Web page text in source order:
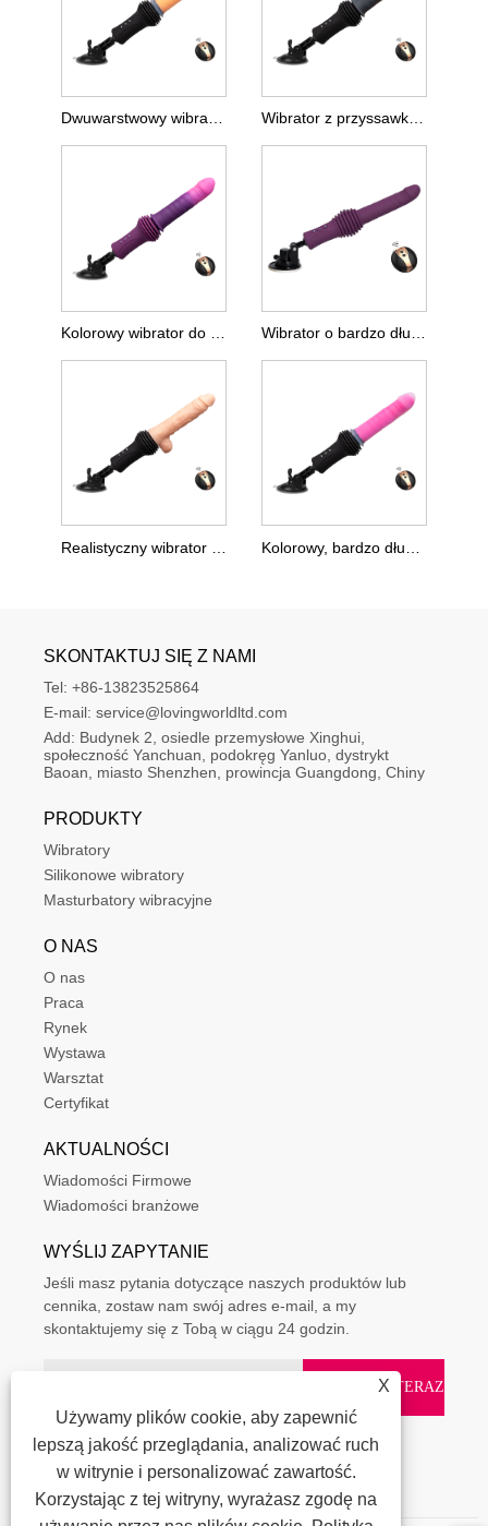
Dwuwarstwowy wibrator wbijający Wibrator z przyssawką o bardzo długim wbijaniu
SKONTAKTUJ SIĘ Z NAMI
Tel: +86-13823525864
E-mail: service@lovingworldltd.com
Add: Budynek 2, osiedle przemysłowe Xinghui,
społeczność Yanchuan, podokręg Yanluo, dystrykt
Baoan, miasto Shenzhen, prowincja Guangdong, Chiny
PRODUKTY
Wibratory
Silikonowe wibratory
Masturbatory wibracyjne
O NAS
O nas
Praca
Rynek
Wystawa
Warsztat
Certyfikat
AKTUALNOŚCI
Wiadomości Firmowe
Wiadomości branżowe
WYŚLIJ ZAPYTANIE
Jeśli masz pytania dotyczące naszych produktów lub
cennika, zostaw nam swój adres e-mail, a my
skontaktujemy się z Tobą w ciągu 24 godzin.
X
Używamy plików cookie, aby zapewnić
lepszą jakość przeglądania, analizować ruch
w witrynie i personalizować zawartość.
Korzystając z tej witryny, wyrażasz zgodę na